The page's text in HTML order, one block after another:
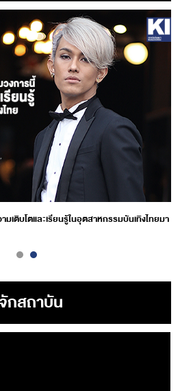
มเติบโตและเรียนรู้ในอุตสาหกรรมบันเทิงไทยมา
กสถาบัน